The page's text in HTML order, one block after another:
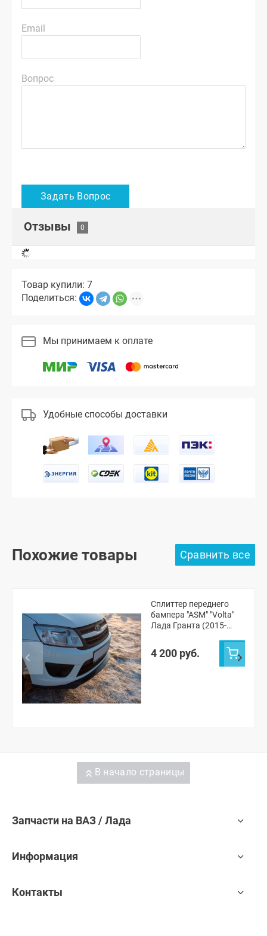
Email
Вопрос
Отзывы
Товар купили: 7
Поделиться:
Мы принимаем к оплате
Удобные способы доставки
Похожие товары
Сплиттер переднего
бампера "ASM" "Volta"
Лада Гранта (2015-
4 200 руб.
В начало страницы
Запчасти на ВАЗ / Лада
Информация
Контакты